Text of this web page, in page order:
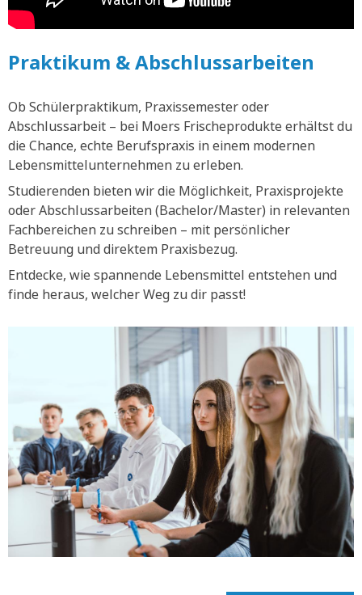
Praktikum & Abschlussarbeiten
Ob Schülerpraktikum, Praxissemester oder
Abschlussarbeit – bei Moers Frischeprodukte erhältst du
die Chance, echte Berufspraxis in einem modernen
Lebensmittelunternehmen zu erleben.
Studierenden bieten wir die Möglichkeit, Praxisprojekte
oder Abschlussarbeiten (Bachelor/Master) in relevanten
Fachbereichen zu schreiben – mit persönlicher
Betreuung und direktem Praxisbezug.
Entdecke, wie spannende Lebensmittel entstehen und
finde heraus, welcher Weg zu dir passt!